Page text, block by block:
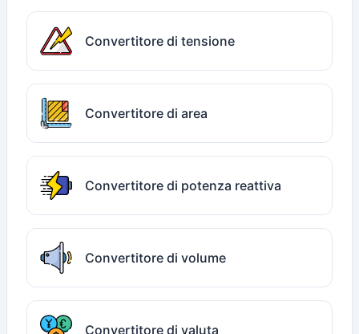
Convertitore di tensione
Convertitore di area
Convertitore di potenza reattiva
Convertitore di volume
Convertitore di valuta